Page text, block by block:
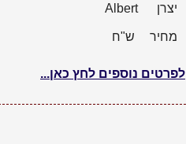
יצרן Albert
מחיר ש"ח
לפרטים נוספים לחץ כאן...